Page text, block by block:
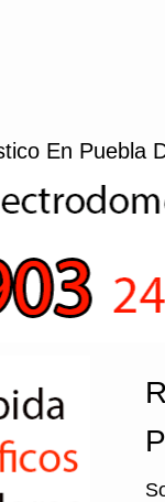
En Puebla